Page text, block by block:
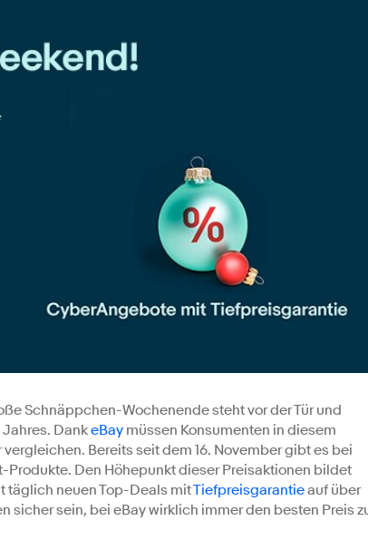
Schnäppchen-Wochenende steht vor der Tür und
DankeBay müssen Konsumenten in diesem
Bereits seit dem 16. November gibt es bei
Den Höhepunkt dieser Preisaktionen bildet
täglich neuen Top-Deals mitTiefpreisgarantieauf über
sicher sein, bei eBay wirklich immer den besten Preis